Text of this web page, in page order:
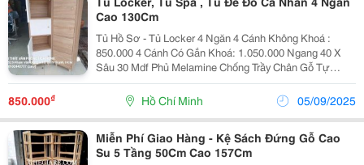
Cao 130Cm
Tủ Hồ Sơ - Tủ Locker 4 Ngăn 4 Cánh Không Khoá :
850.000 4 Cánh Có Gắn Khoá: 1.050.000 Ngang 40 X
Sâu 30 Mdf Phủ Melamine Chống Trầy Chân Gỗ Tự
Nhiên Bảo Hành 12 Tháng Miễn Phí Giao Hàng Các
Quận Hcm Nội Thất Văn Phòng Hoà...
850.000₫ Hồ Chí Minh 05/09/2025
Miễn Phí Giao Hàng - Kệ Sách Đứng Gỗ Cao
Su 5 Tầng 50Cm Cao 157Cm